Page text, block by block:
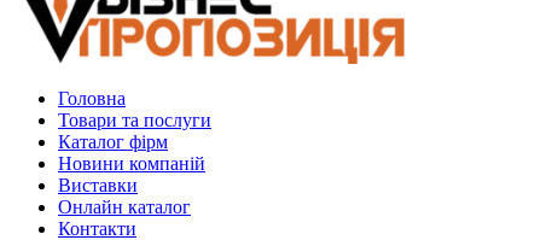
Головна
Товари та послуги
Каталог фірм
Новини компаній
Виставки
Онлайн каталог
Контакти